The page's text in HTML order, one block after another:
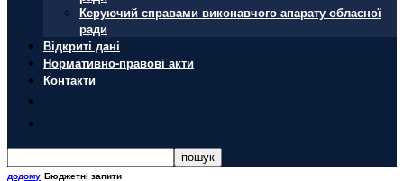
Керуючий справами виконавчого апарату обласної
ради
Відкриті дані
Нормативно-правові акти
Контакти
додому Бюджетні запити